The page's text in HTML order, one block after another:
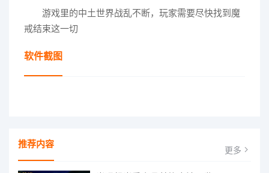
游戏里的中土世界战乱不断，玩家需要尽快找到魔
戒结束这一切
软件截图
推荐内容 更多